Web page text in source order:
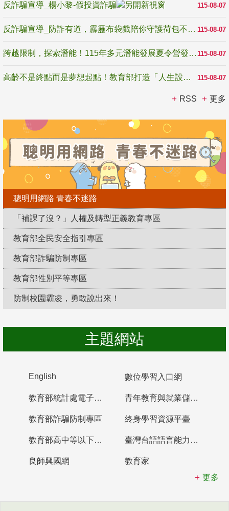
115-08-07
反詐騙宣導_楊小黎-假投資詐騙
115-08-07
反詐騙宣導_防詐有道，霹靂布袋戲陪你守護荷包不受騙
115-08-07
跨越限制，探索潛能！115年多元潛能發展夏令營發掘生命無限可能
115-08-07
高齡不是終點而是夢想起點！教育部打造「人生設計夢工場」 參展第3屆高齡健康產業博覽會
RSS 更多
聰明用網路 青春不迷路
「補課了沒？」人權及轉型正義教育專區
教育部全民安全指引專區
教育部詐騙防制專區
教育部性別平等專區
防制校園霸凌，勇敢說出來！
主題網站
English 數位學習入口網
教育部統計處電子書櫃 青年教育與就業儲蓄帳戶
教育部詐騙防制專區 終身學習資源平臺
教育部高中等以下學校及幼兒園教師資格檢定考試 臺灣台語語言能力認證網站
良師興國網
教育家
更多